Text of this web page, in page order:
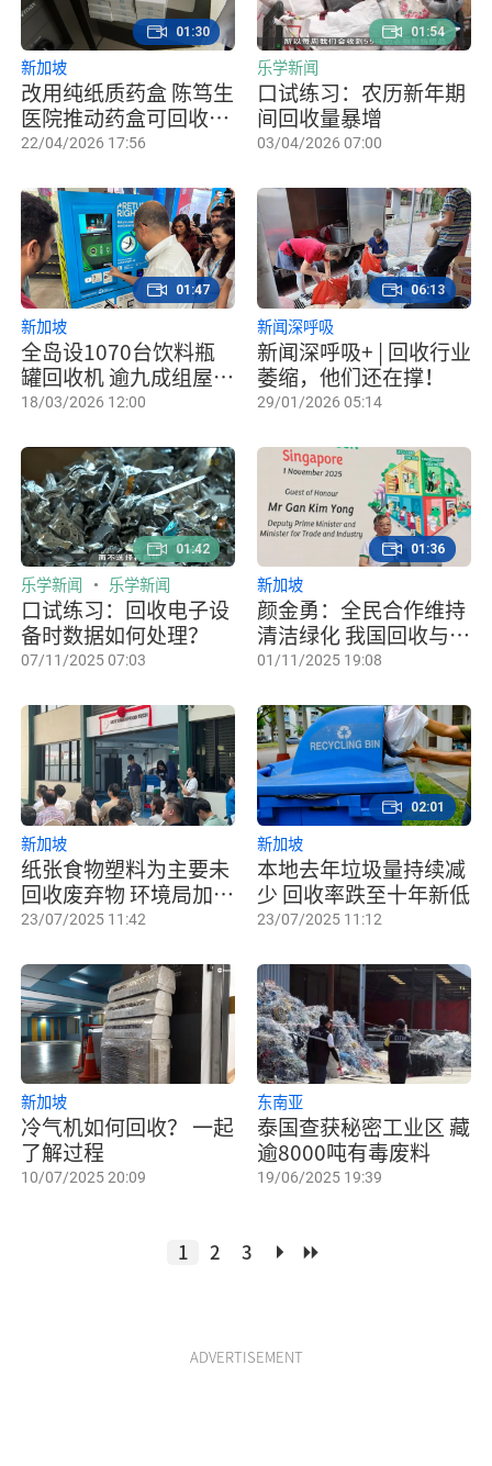
改用纯纸质药盒 陈笃生
医院推动药盒可回收利
用
新加坡
22/04/2026 17:56
01:30
口试练习：农历新年期
间回收量暴增
乐学新闻
03/04/2026 07:00
01:54
全岛设1070台饮料瓶
罐回收机 逾九成组屋居
民步行5分钟可达
新加坡
18/03/2026 12:00
01:47
新闻深呼吸+ | 回收行业
萎缩，他们还在撑！
新闻深呼吸
29/01/2026 05:14
06:13
口试练习：回收电子设
备时数据如何处理？
乐学新闻 乐学新闻
07/11/2025 07:03
01:42
颜金勇：全民合作维持
清洁绿化 我国回收与垃
圾处理仍有改进空间
新加坡
01/11/2025 19:08
01:36
纸张食物塑料为主要未
回收废弃物 环境局加强
回收力度
新加坡
23/07/2025 11:42
本地去年垃圾量持续减
少 回收率跌至十年新低
新加坡
23/07/2025 11:12
02:01
冷气机如何回收？ 一起
了解过程
新加坡
10/07/2025 20:09
泰国查获秘密工业区 藏
逾8000吨有毒废料
东南亚
19/06/2025 19:39
1 2 3
ADVERTISEMENT